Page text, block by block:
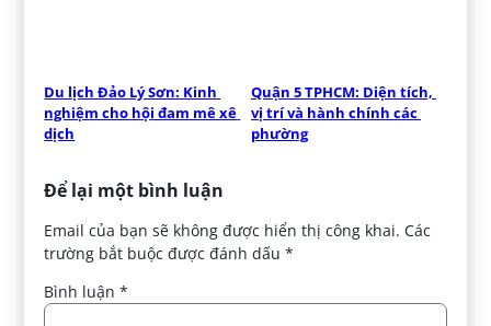
Du lịch Đảo Lý Sơn: Kinh
nghiệm cho hội đam mê xê
dịch
Quận 5 TPHCM: Diện tích,
vị trí và hành chính các
phường
Để lại một bình luận
Email của bạn sẽ không được hiển thị công khai. Các
trường bắt buộc được đánh dấu*
Bình luận*